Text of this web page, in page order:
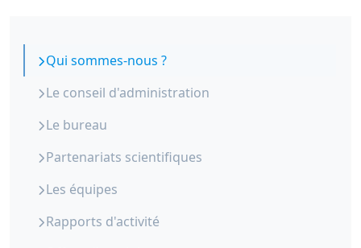
Qui sommes-nous ?
Le conseil d'administration
Le bureau
Partenariats scientifiques
Les équipes
Rapports d'activité